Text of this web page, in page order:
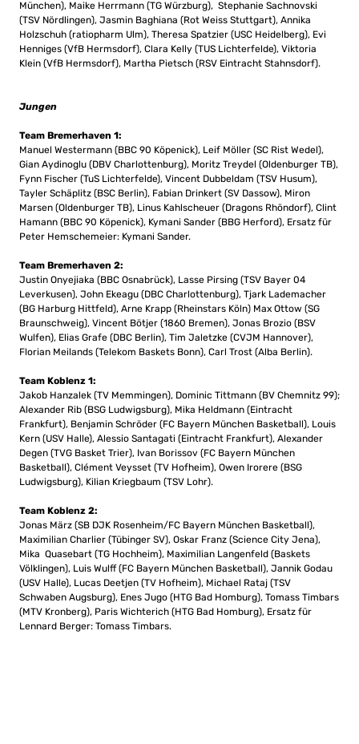
München), Maike Herrmann (TG Würzburg), Stephanie Sachnovski
(TSV Nördlingen), Jasmin Baghiana (Rot Weiss Stuttgart), Annika
Holzschuh (ratiopharm Ulm), Theresa Spatzier (USC Heidelberg), Evi
Henniges (VfB Hermsdorf), Clara Kelly (TUS Lichterfelde), Viktoria
Klein (VfB Hermsdorf), Martha Pietsch (RSV Eintracht Stahnsdorf).
Jungen
Team Bremerhaven 1:
Manuel Westermann (BBC 90 Köpenick), Leif Möller (SC Rist Wedel),
Gian Aydinoglu (DBV Charlottenburg), Moritz Treydel (Oldenburger TB),
Fynn Fischer (TuS Lichterfelde), Vincent Dubbeldam (TSV Husum),
Tayler Schäplitz (BSC Berlin), Fabian Drinkert (SV Dassow), Miron
Marsen (Oldenburger TB), Linus Kahlscheuer (Dragons Rhöndorf), Clint
Hamann (BBC 90 Köpenick), Kymani Sander (BBG Herford), Ersatz für
Peter Hemschemeier: Kymani Sander.
Team Bremerhaven 2:
Justin Onyejiaka (BBC Osnabrück), Lasse Pirsing (TSV Bayer 04
Leverkusen), John Ekeagu (DBC Charlottenburg), Tjark Lademacher
(BG Harburg Hittfeld), Arne Krapp (Rheinstars Köln) Max Ottow (SG
Braunschweig), Vincent Bötjer (1860 Bremen), Jonas Brozio (BSV
Wulfen), Elias Grafe (DBC Berlin), Tim Jaletzke (CVJM Hannover),
Florian Meilands (Telekom Baskets Bonn), Carl Trost (Alba Berlin).
Team Koblenz 1:
Jakob Hanzalek (TV Memmingen), Dominic Tittmann (BV Chemnitz 99);
Alexander Rib (BSG Ludwigsburg), Mika Heldmann (Eintracht
Frankfurt), Benjamin Schröder (FC Bayern München Basketball), Louis
Kern (USV Halle), Alessio Santagati (Eintracht Frankfurt), Alexander
Degen (TVG Basket Trier), Ivan Borissov (FC Bayern München
Basketball), Clément Veysset (TV Hofheim), Owen Irorere (BSG
Ludwigsburg), Kilian Kriegbaum (TSV Lohr).
Team Koblenz 2:
Jonas März (SB DJK Rosenheim/FC Bayern München Basketball),
Maximilian Charlier (Tübinger SV), Oskar Franz (Science City Jena),
Mika Quasebart (TG Hochheim), Maximilian Langenfeld (Baskets
Völklingen), Luis Wulff (FC Bayern München Basketball), Jannik Godau
(USV Halle), Lucas Deetjen (TV Hofheim), Michael Rataj (TSV
Schwaben Augsburg), Enes Jugo (HTG Bad Homburg), Tomass Timbars
(MTV Kronberg), Paris Wichterich (HTG Bad Homburg), Ersatz für
Lennard Berger: Tomass Timbars.